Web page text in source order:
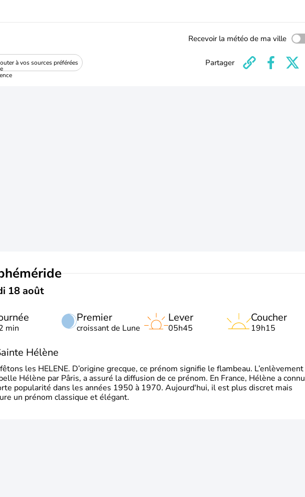
Recevoir la météo de ma ville
à vos sources préférées Partager
18 août
min
Premier
croissant de Lune
Lever
05h45
Coucher
19h15
Hélène
les HELENE. D’origine grecque, ce prénom signifie le flambeau. L’enlèvement
Hélène par Pâris, a assuré la diffusion de ce prénom. En France, Hélène a connu
popularité dans les années 1950 à 1970. Aujourd'hui, il est plus discret mais
un prénom classique et élégant.